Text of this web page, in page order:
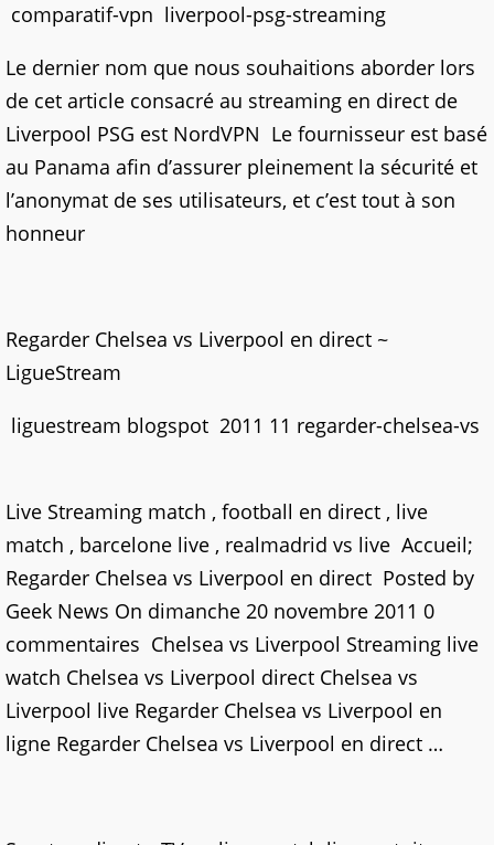
comparatif-vpn liverpool-psg-streaming
Le dernier nom que nous souhaitions aborder lors
de cet article consacré au streaming en direct de
Liverpool PSG est NordVPN Le fournisseur est basé
au Panama afin d’assurer pleinement la sécurité et
l’anonymat de ses utilisateurs, et c’est tout à son
honneur
Regarder Chelsea vs Liverpool en direct ~
LigueStream
liguestream blogspot 2011 11 regarder-chelsea-vs
Live Streaming match , football en direct , live
match , barcelone live , realmadrid vs live Accueil;
Regarder Chelsea vs Liverpool en direct Posted by
Geek News On dimanche 20 novembre 2011 0
commentaires Chelsea vs Liverpool Streaming live
watch Chelsea vs Liverpool direct Chelsea vs
Liverpool live Regarder Chelsea vs Liverpool en
ligne Regarder Chelsea vs Liverpool en direct …